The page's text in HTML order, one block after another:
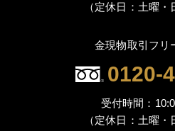
（定休日：土曜・
金現物取引フリ
0120-
受付時間：
（定休日：土曜・